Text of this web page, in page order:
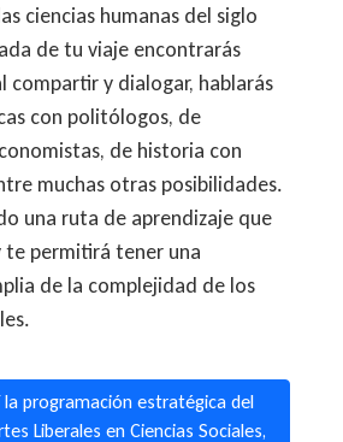
ciencias humanas del siglo
de tu viaje encontrarás
compartir y dialogar, hablarás
con politólogos, de
de historia con
muchas otras posibilidades.
una ruta de aprendizaje que
permitirá tener una
de la complejidad de los
la programación estratégica del
Liberales en Ciencias Sociales,